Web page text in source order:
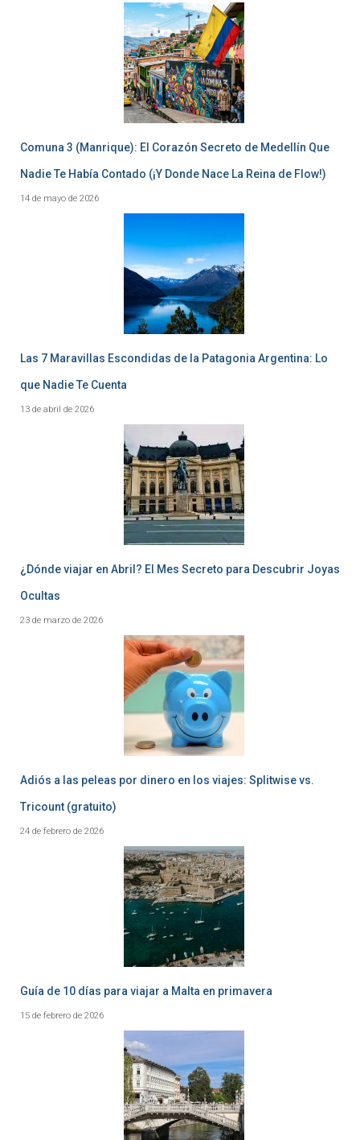
Comuna 3 (Manrique): El Corazón Secreto de Medellín Que
Nadie Te Había Contado (¡Y Donde Nace La Reina de Flow!)
14 de mayo de 2026
Las 7 Maravillas Escondidas de la Patagonia Argentina: Lo
que Nadie Te Cuenta
13 de abril de 2026
¿Dónde viajar en Abril? El Mes Secreto para Descubrir Joyas
Ocultas
23 de marzo de 2026
Adiós a las peleas por dinero en los viajes: Splitwise vs.
Tricount (gratuito)
24 de febrero de 2026
Guía de 10 días para viajar a Malta en primavera
15 de febrero de 2026